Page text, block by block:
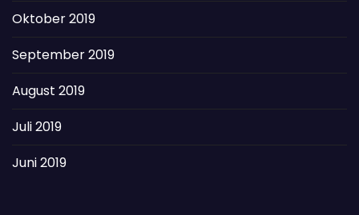
Oktober 2019
September 2019
August 2019
Juli 2019
Juni 2019